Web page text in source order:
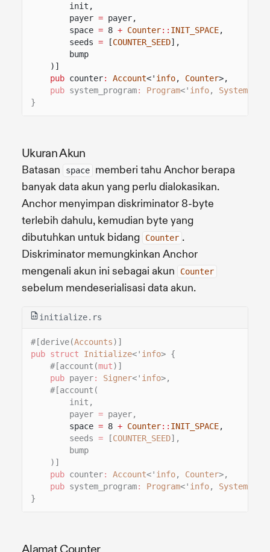
init,
payer = payer,
space = 8 + Counter:: INIT_SPACE,
seeds = [COUNTER_SEED],
bump
)]
pub counter: Account<' info, Counter>,
pub system_program: Program<' info, System
}
Ukuran Akun
Batasan space
memberi tahu Anchor berapa
banyak data akun yang perlu dialokasikan.
Anchor menyimpan diskriminator 8-byte
terlebih dahulu, kemudian byte yang
dibutuhkan untuk bidang
Counter .
Diskriminator memungkinkan Anchor
mengenali akun ini sebagai akun
Counter
sebelum mendeserialisasi data akun.
initialize.rs
#[derive(Accounts)]
pub struct
Initialize<' info> {
#[account(mut)]
pub payer: Signer<' info>,
#[account(
init,
payer = payer,
space = 8 + Counter:: INIT_SPACE,
seeds = [COUNTER_SEED],
bump
)]
pub counter: Account<' info, Counter>,
pub system_program: Program<' info, System
}